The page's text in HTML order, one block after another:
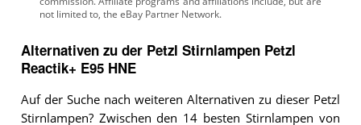
Alternativen zu der Petzl Stirnlampen Petzl
Reactik+ E95 HNE
Auf der Suche nach weiteren Alternativen zu dieser Petzl
Stirnlampen? Zwischen den 14 besten Stirnlampen von